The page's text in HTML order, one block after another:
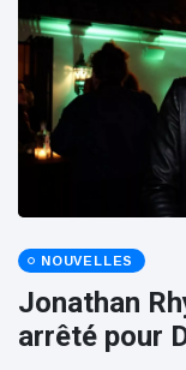
F8
le
18
18
NOUVELLES
Jonathan
arrêté pour